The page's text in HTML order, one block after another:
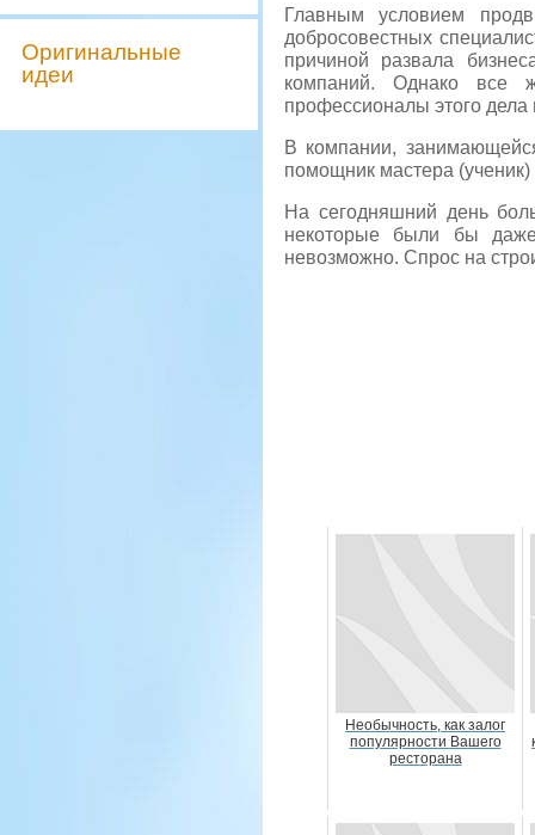
Оригинальные
идеи
Главным условием
добросовестных
причиной развала
компаний. Однако все
профессионалы этого
В компании,
помощник мастера
На сегодняшний день
некоторые были бы
невозможно. Спрос на
Необычность, как залог
популярности Вашего
ресторана